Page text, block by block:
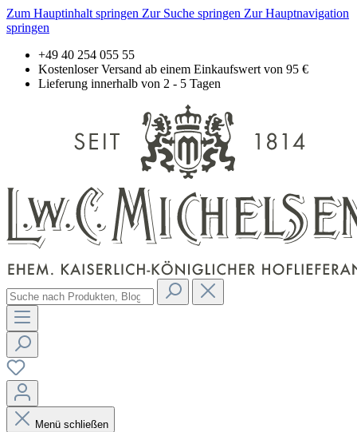
Zum Hauptinhalt springen Zur Suche springen Zur Hauptnavigation
springen
+49 40 254 055 55
Kostenloser Versand ab einem Einkaufswert von 95 €
Lieferung innerhalb von 2 - 5 Tagen
Menü schließen